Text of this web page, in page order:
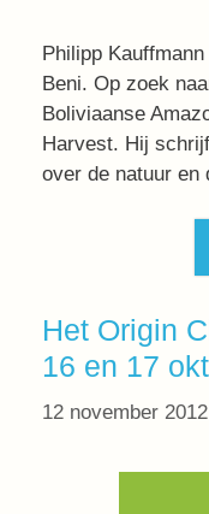
Philipp
Beni. Op zoek
Boliviaanse
Harvest. Hij
over de natuur en
Het Origin
16 en 17
12 november 2012